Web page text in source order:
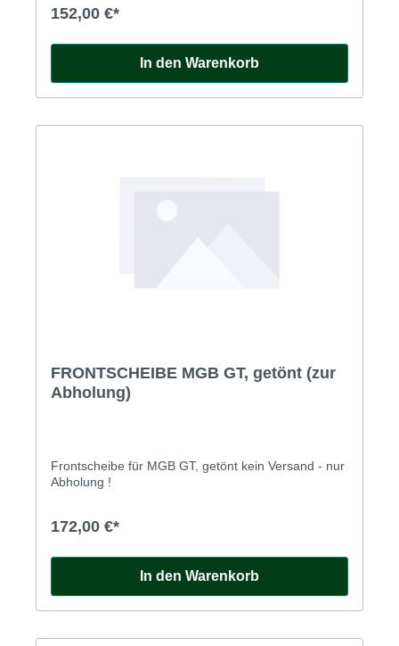
152,00 €*
In den Warenkorb
FRONTSCHEIBE MGB GT, getönt (zur
Abholung)
Frontscheibe für MGB GT, getönt kein Versand - nur
Abholung !
172,00 €*
In den Warenkorb